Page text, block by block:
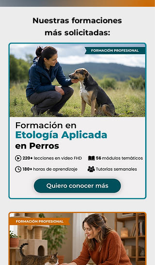
Nuestras formaciones
más solicitadas: